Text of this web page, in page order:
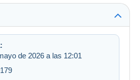
de 2026 a las 12:01